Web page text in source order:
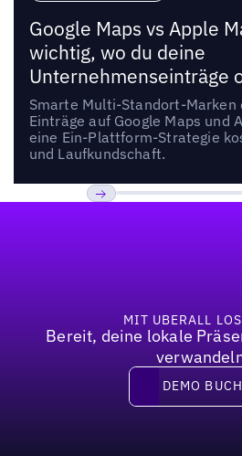
Google Maps vs Apple
wichtig, wo du deine
Unternehmenseinträge
Smarte Multi-Standort-
Einträge auf Google Maps und
eine Ein-Plattform-Strategie
und Laufkundschaft.
MIT UBERALL
Bereit, deine lokale
DEMODEMO